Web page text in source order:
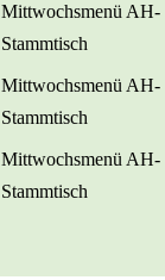
Mittwochsmenü AH-
Stammtisch
Mittwochsmenü AH-
Stammtisch
Mittwochsmenü AH-
Stammtisch